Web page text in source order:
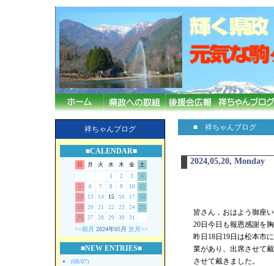
祥ちゃんブログ
■CALENDAR■
日 月 火 水 木 金
土
1
2 3
4
5
6 7 8 9 10
11
12
13 14 15 16 17
18
19
20 21 22 23 24
25
26
27 28 29 30 31
<<前月 2024年05月 次月>>
■NEW ENTRIES■
(08/07)
■ 祥ちゃんブログ
2024,05,20, Monday
皆さん，おはよう御座
20日今日も報恩感謝を
昨日18日19日は松本市
業があり、出席させて
させて戴きました。